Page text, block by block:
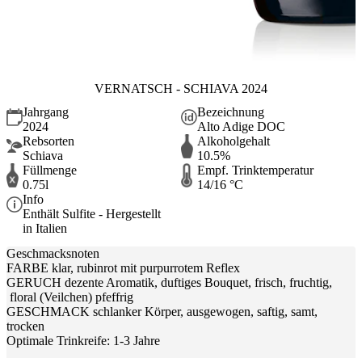
VERNATSCH - SCHIAVA 2024
Jahrgang
2024
Bezeichnung
Alto Adige DOC
Rebsorten
Schiava
Alkoholgehalt
10.5%
Füllmenge
0.75l
Empf. Trinktemperatur
14/16 °C
Info
Enthält Sulfite - Hergestellt
in Italien
Geschmacksnoten
FARBE klar, rubinrot mit purpurrotem Reflex
GERUCH dezente Aromatik, duftiges Bouquet, frisch, fruchtig,
floral (Veilchen) pfeffrig
GESCHMACK schlanker Körper, ausgewogen, saftig, samt,
trocken
Optimale Trinkreife: 1-3 Jahre